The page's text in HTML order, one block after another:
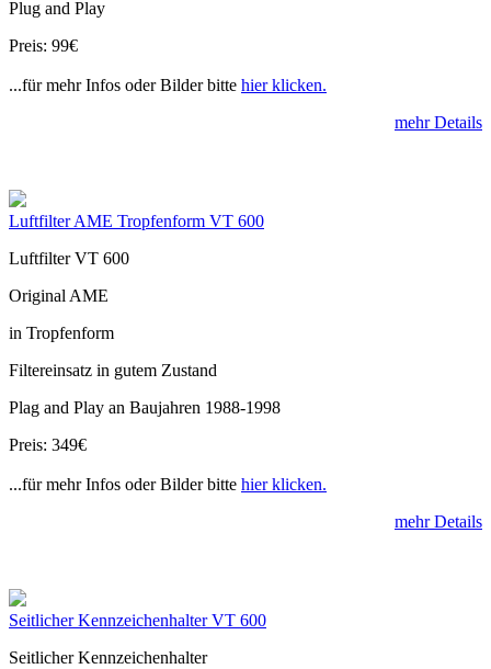
Plug and Play
Preis: 99€
...für mehr Infos oder Bilder bitte hier klicken.
mehr Details
Luftfilter AME Tropfenform VT 600
Luftfilter VT 600
Original AME
in Tropfenform
Filtereinsatz in gutem Zustand
Plag and Play an Baujahren 1988-1998
Preis: 349€
...für mehr Infos oder Bilder bitte hier klicken.
mehr Details
Seitlicher Kennzeichenhalter VT 600
Seitlicher Kennzeichenhalter